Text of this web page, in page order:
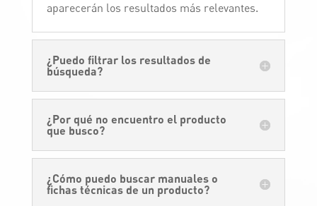
aparecerán los resultados más relevantes.
¿Puedo filtrar los resultados de
búsqueda?
¿Por qué no encuentro el producto
que busco?
¿Cómo puedo buscar manuales o
fichas técnicas de un producto?